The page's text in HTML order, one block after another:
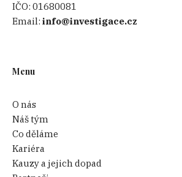
IČO:01680081
Email:info@investigace.cz
Menu
O nás
Náš tým
Co děláme
Kariéra
Kauzy a jejich dopad